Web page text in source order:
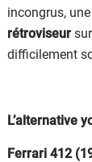
incongrus,
rétroviseur
difficilement
L’alternative
Ferrari 412